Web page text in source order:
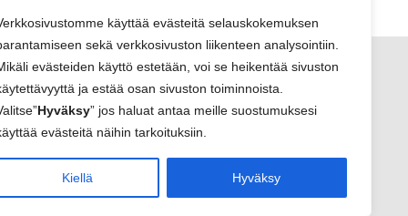
käyttää evästeitä selauskokemuksen
sekä verkkosivuston liikenteen analysointiin.
evästeiden käyttö estetään, voi se heikentää sivuston
ja estää osan sivuston toiminnoista.
Hyväksy” jos haluat antaa meille suostumuksesi
evästeitä näihin tarkoituksiin.
Kiellä Hyväksy